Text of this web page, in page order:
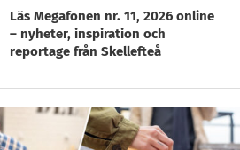
Läs Megafonen nr. 11, 2026 online
– nyheter, inspiration och
reportage från Skellefteå